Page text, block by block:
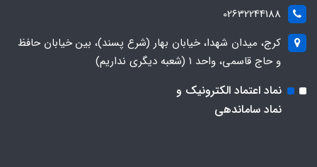
02632244188
کرج، میدان شهدا، خیابان بهار (شرع پسند)، بین خیابان حافظ
و حاج قاسمی، واحد ۱ (شعبه دیگری نداریم)
نماد اعتماد الکترونیک و
نماد ساماندهی